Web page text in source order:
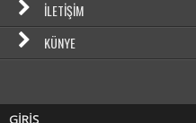
İLETIŞIM
KÜNYE